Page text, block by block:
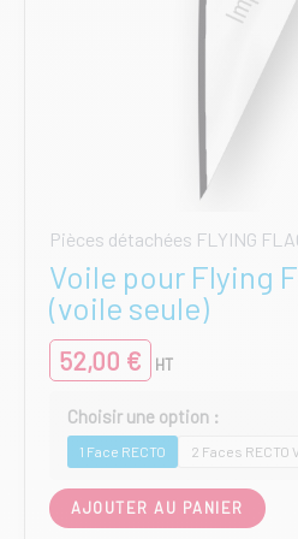
Pièces détachées FLYING
Voile pour Flying
(voile seule)
52,00 € HT
1 Face RECTO 2 Faces RECTO
AJOUTER AU PANIER